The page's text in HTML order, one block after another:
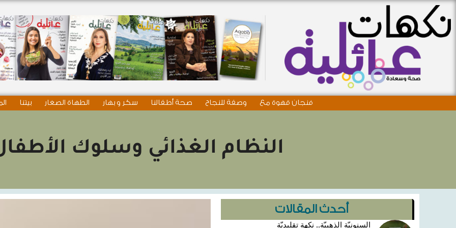
فنجان قهوة مع وصفة للنجاح صحة أطفالنا سكر و بهار الطهاة الصغار بيتنا
النظام الغذائي وسلوك
أحدث المقالات
السنونيّة الذهبيّة.. نكهة تقليديّة